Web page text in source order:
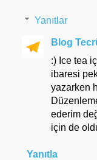
Yanıtlar
Blog
:) Ice tea
ibaresi
yazarken
ederim
için de
Yanıtla